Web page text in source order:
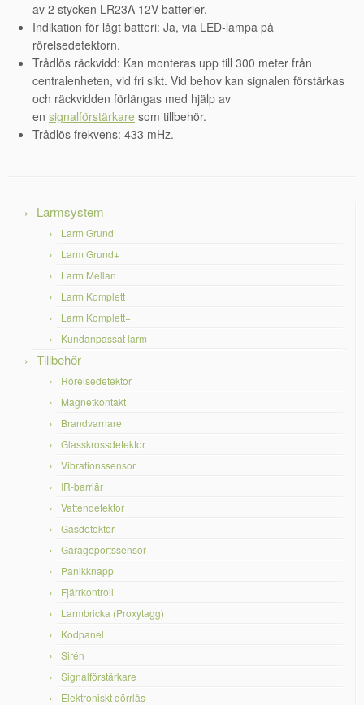
av 2 stycken LR23A 12V batterier.
Indikation för lågt batteri: Ja, via LED-lampa på
rörelsedetektorn.
Trådlös räckvidd: Kan monteras upp till 300 meter från
centralenheten, vid fri sikt. Vid behov kan signalen förstärkas
och räckvidden förlängas med hjälp av
en signalförstärkare som tillbehör.
Trådlös frekvens: 433 mHz.
Larmsystem
Larm Grund
Larm Grund+
Larm Mellan
Larm Komplett
Larm Komplett+
Kundanpassat larm
Tillbehör
Rörelsedetektor
Magnetkontakt
Brandvarnare
Glasskrossdetektor
Vibrationssensor
IR-barriär
Vattendetektor
Gasdetektor
Garageportssensor
Panikknapp
Fjärrkontroll
Larmbricka (Proxytagg)
Kodpanel
Sirén
Signalförstärkare
Elektroniskt dörrlås